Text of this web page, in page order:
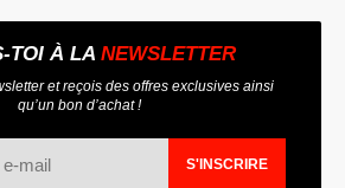
TOI À LA NEWSLETTER
et reçois des offres exclusives ainsi
qu’un bon d’achat !
S'INSCRIRE